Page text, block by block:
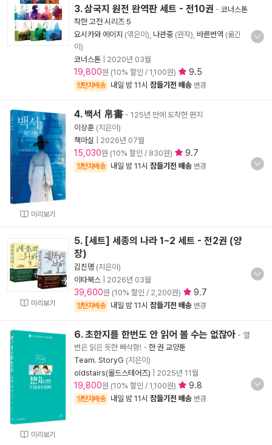
3. 삼국지 원전 완역판 세트 - 전10권 - 코너스톤
착한 고전 시리즈 5
요시카와 에이지 (엮은이), 나관중 (원작), 바른번역 (옮긴
이)
코너스톤
2020년 03월
19,800원 (10% 할인 / 1,100원) 9.5
양탄자배송 내일 밤 11시 잠들기전 배송 변경
미리보기
4. 백서 帛書 - 125년 만에 도착한 편지
이상훈 (지은이)
책마실
2026년 07월
15,030원 (10% 할인 / 830원) 9.7
양탄자배송 내일 밤 11시 잠들기전 배송 변경
미리보기
5. [세트] 세종의 나라 1~2 세트 - 전2권 (양
장)
김진명 (지은이)
이타북스
2026년 03월
39,600원 (10% 할인 / 2,200원) 9.7
양탄자배송 내일 밤 11시 잠들기전 배송 변경
미리보기
6. 초한지를 한번도 안 읽어 볼 수는 없잖아 - 열
번은 읽은 듯한 빠삭함! - 한 권 교양툰
Team. StoryG (지은이)
oldstairs(올드스테어즈)
2025년 11월
19,800원 (10% 할인 / 1,100원) 9.8
양탄자배송 내일 밤 11시 잠들기전 배송 변경